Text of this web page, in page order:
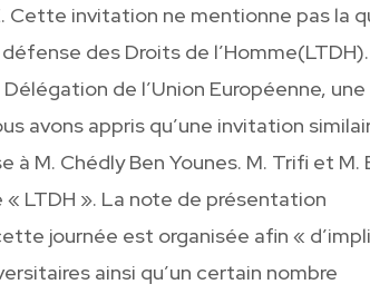
Cette invitation ne mentionne pas la
des Droits de
de l’Union Européenne,
avons appris qu’une invitation
à M. Chédly Ben Younes. M. Trifi et M.
LTDH ». La note de présentation
journée est organisée afin «
ainsi qu’un certain nombre